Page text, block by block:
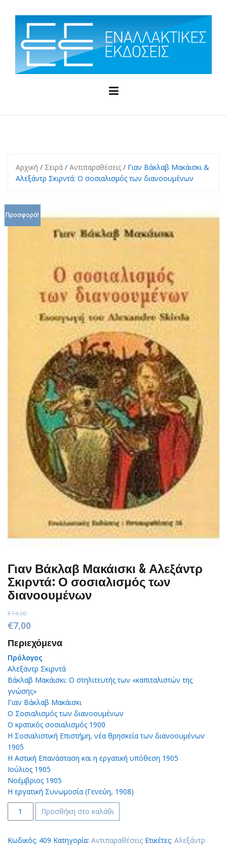
Αρχική / Σειρά / Αντιπαραθέσεις / Γιαν Βάκλαβ Μακάισκι &
Αλεξάντρ Σκιρντά: Ο σοσιαλισμός των διανοουμένων
Προσφορά!
Γιαν Βάκλαβ Μακάισκι & Αλεξάντρ
Σκιρντά: Ο σοσιαλισμός των
διανοουμένων
€14,00
Original
price
was:
€14,00.
€7,00
price
€7,00.
Περιεχόμενα
Πρόλογος
Αλεξάντρ Σκιρντά
Βάκλαβ Μακάισκι: Ο στηλιτευτής των «καπιταλιστών της
γνώσης»
Γιαν Βάκλαβ Μακάισκι
Ο Σοσιαλισμός των διανοουμένων
Ο κρατικός σοσιαλισμός 1900
Η Σοσιαλιστική Επιστήμη, νέα θρησκεία των διανοουμένων
1905
Η Αστική Επανάσταση και η εργατική υπόθεση 1905
Ιούλιος 1905
Νοέμβριος 1905
Η εργατική Συνωμοσία (Γενεύη, 1908)
Γιαν
Βάκλαβ
&
Προσθήκη στο καλάθι
Κωδικός: 409 Κατηγορία: Αντιπαραθέσεις Ετικέτες: Αλεξάντρ